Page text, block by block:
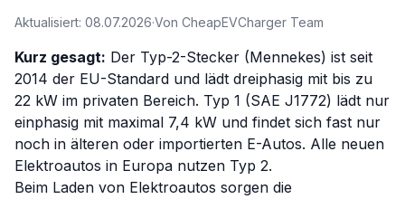
Aktualisiert: 08.07.2026·Von CheapEVCharger Team
Kurz gesagt: Der Typ-2-Stecker (Mennekes) ist seit
2014 der EU-Standard und lädt dreiphasig mit bis zu
22 kW im privaten Bereich. Typ 1 (SAE J1772) lädt nur
einphasig mit maximal 7,4 kW und findet sich fast nur
noch in älteren oder importierten E-Autos. Alle neuen
Elektroautos in Europa nutzen Typ 2.
Beim Laden von Elektroautos sorgen die